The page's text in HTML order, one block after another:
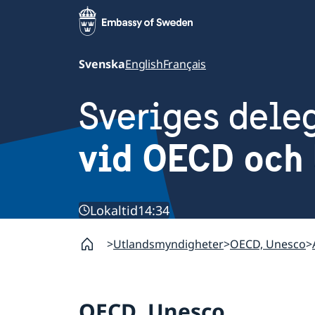
SvenskaEnglishFrançais
Sveriges
vid OECD
Lokaltid14:34
Utlandsmyndigheter OECD, Unesco